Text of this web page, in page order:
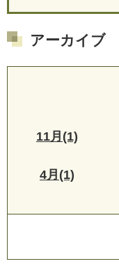
アーカイブ
11月(1)
4月(1)